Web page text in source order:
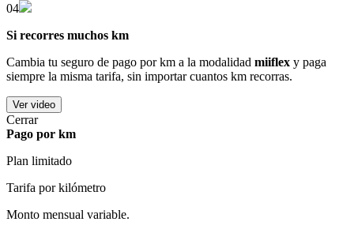
04
Si recorres muchos km
Cambia tu seguro de pago por km a la modalidad miiflex y paga
siempre la misma tarifa, sin importar cuantos km recorras.
Ver video
Cerrar
Pago por km
Plan limitado
Tarifa por kilómetro
Monto mensual variable.